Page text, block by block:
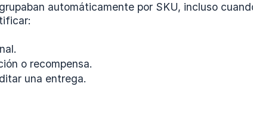
automáticamente por SKU, incluso
o recompensa.
una entrega.